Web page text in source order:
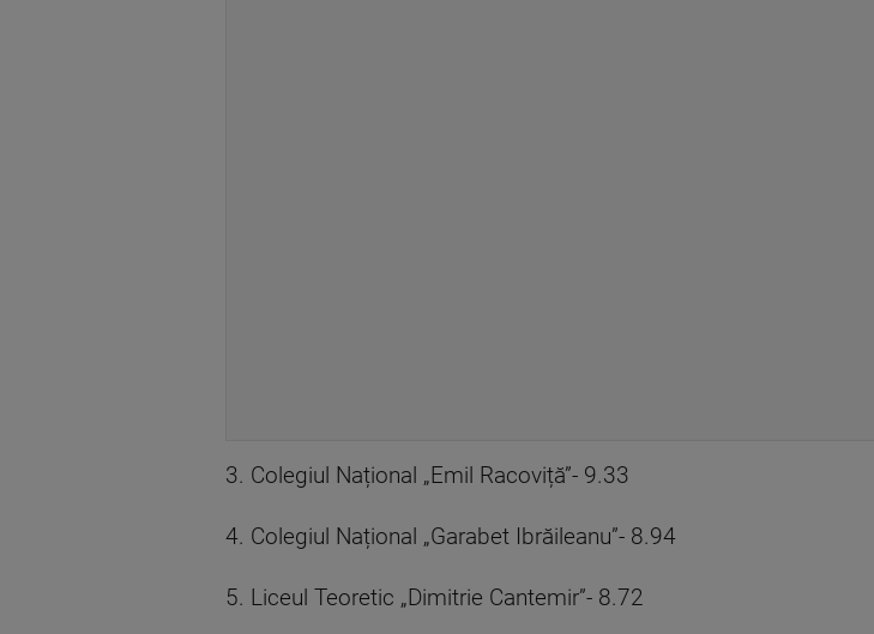
3. Colegiul Național „Emil Racoviță”- 9.33
4. Colegiul Național „Garabet Ibrăileanu”- 8.94
5. Liceul Teoretic „Dimitrie Cantemir”- 8.72